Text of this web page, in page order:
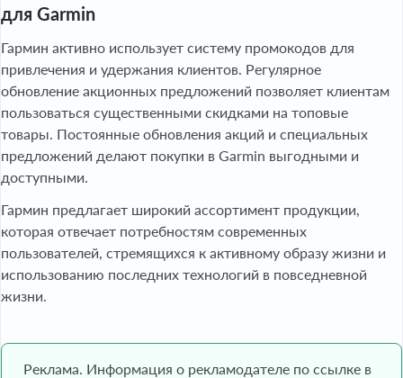
для Garmin
Гармин активно использует систему промокодов для
привлечения и удержания клиентов. Регулярное
обновление акционных предложений позволяет клиентам
пользоваться существенными скидками на топовые
товары. Постоянные обновления акций и специальных
предложений делают покупки в Garmin выгодными и
доступными.
Гармин предлагает широкий ассортимент продукции,
которая отвечает потребностям современных
пользователей, стремящихся к активному образу жизни и
использованию последних технологий в повседневной
жизни.
Реклама. Информация о рекламодателе по ссылке в